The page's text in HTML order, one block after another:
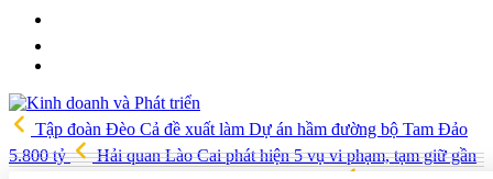
Tập đoàn Đèo Cả đề xuất làm Dự án hầm đường bộ Tam Đảo
5.800 tỷ
Hải quan Lào Cai phát hiện 5 vụ vi phạm, tạm giữ gần